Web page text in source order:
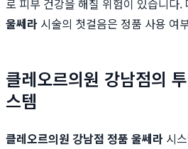
로 피부 건강을 해칠 위험이 있습니다.
울쎄라 시술의 첫걸음은 정품 사용 여
클레오르의원 강남점의
스템
클레오르의원 강남점 정품 울쎄라 시